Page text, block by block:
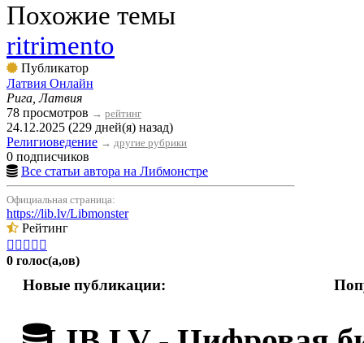
Похожие темы
ritrimento
Публикатор
Латвия Онлайн
Рига, Латвия
78 просмотров → рейтинг
24.12.2025 (229 дней(я) назад)
Религиоведение → другие рубрики
0 подписчиков
Все статьи автора на Либмонстре
Официальная страница:
https://lib.lv/Libmonster
Рейтинг
    
0 голос(а,ов)
Новые публикации: